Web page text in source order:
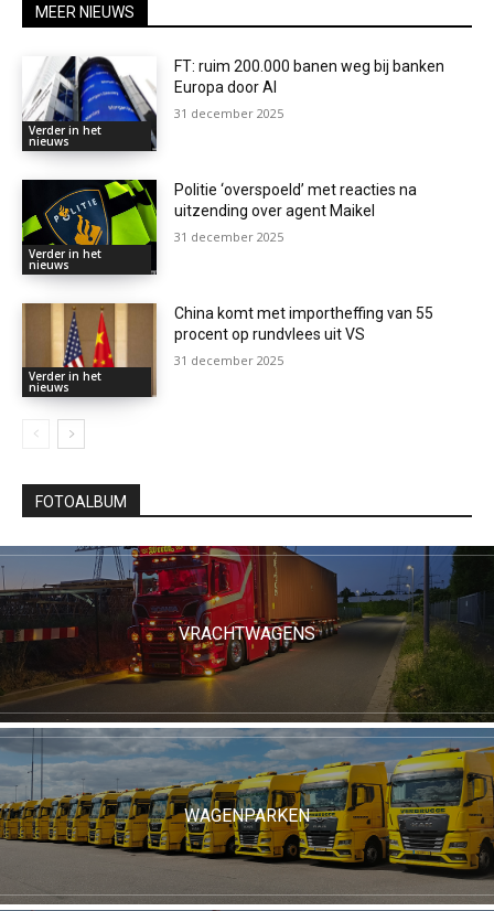
MEER NIEUWS
Verder in het
nieuws
FT: ruim 200.000 banen weg bij banken
Europa door AI
31 december 2025
Verder in het
nieuws
Politie ‘overspoeld’ met reacties na
uitzending over agent Maikel
31 december 2025
Verder in het
nieuws
China komt met importheffing van 55
procent op rundvlees uit VS
31 december 2025
FOTOALBUM
VRACHTWAGENS
WAGENPARKEN